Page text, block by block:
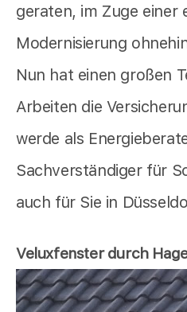
geraten, im Zuge einer
Modernisierung
Nun hat einen großen
Arbeiten die
werde als
Sachverständiger für
auch für Sie in
Veluxfenster durch